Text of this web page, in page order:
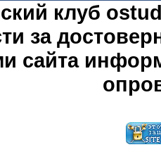
клуб
за
сайта